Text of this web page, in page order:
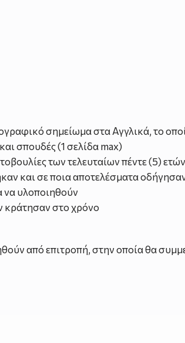
σημείωμα στα Αγγλικά, το
σπουδές (1 σελίδα max)
των τελευταίων πέντε (5)
και σε ποια αποτελέσματα
να υλοποιηθούν
κράτησαν στο χρόνο
από επιτροπή, στην οποία θα